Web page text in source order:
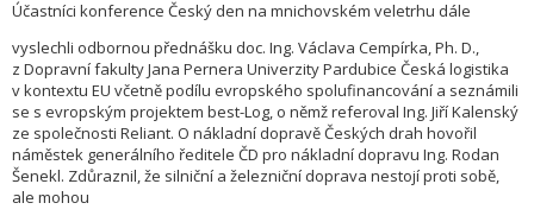
Účastníci konference Český den na mnichovském veletrhu dále
vyslechli odbornou přednášku doc. Ing. Václava Cempírka, Ph. D.,
z Dopravní fakulty Jana Pernera Univerzity Pardubice Česká logistika
v kontextu EU včetně podílu evropského spolufinancování a seznámili
se s evropským projektem best-Log, o němž referoval Ing. Jiří Kalenský
ze společnosti Reliant. O nákladní dopravě Českých drah hovořil
náměstek generálního ředitele ČD pro nákladní dopravu Ing. Rodan
Šenekl. Zdůraznil, že silniční a železniční doprava nestojí proti sobě,
ale mohou